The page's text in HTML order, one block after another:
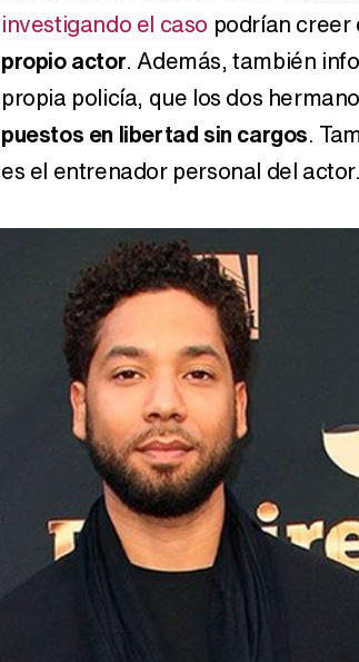
investigando el caso podrían creer
propio actor. Además, también
propia policía, que los dos
puestos en libertad sin cargos.
es el entrenador personal del actor.